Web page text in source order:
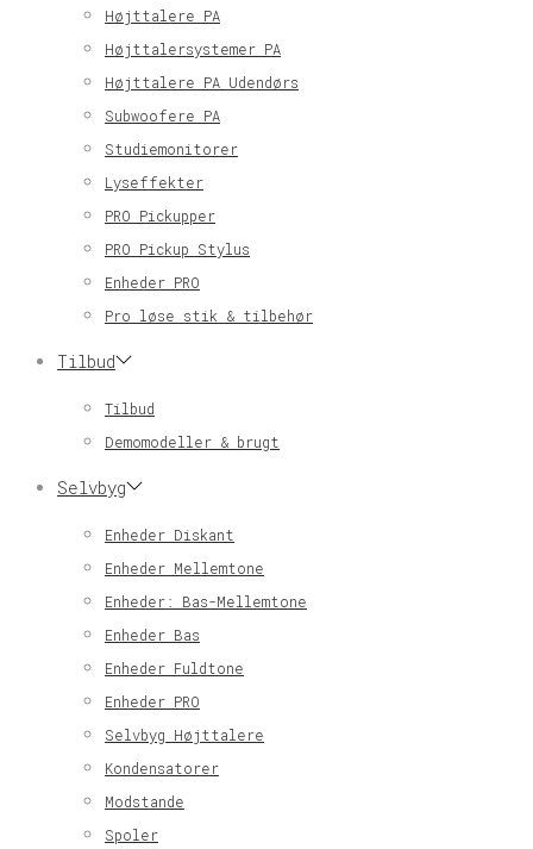
Højttalere PA
Højttalersystemer PA
Højttalere PA Udendørs
Subwoofere PA
Studiemonitorer
Lyseffekter
PRO Pickupper
PRO Pickup Stylus
Enheder PRO
Pro løse stik & tilbehør
Tilbud
Tilbud
Demomodeller & brugt
Selvbyg
Enheder Diskant
Enheder Mellemtone
Enheder: Bas-Mellemtone
Enheder Bas
Enheder Fuldtone
Enheder PRO
Selvbyg Højttalere
Kondensatorer
Modstande
Spoler